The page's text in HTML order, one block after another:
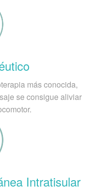
más conocida,
se consigue aliviar
Intratisular